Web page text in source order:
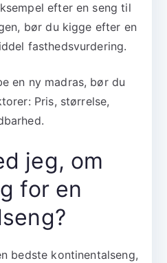
efter en seng til
bør du kigge efter en
fasthedsvurdering.
en ny madras, bør du
Pris, størrelse,
jeg, om
for en
bedste kontinentalseng,